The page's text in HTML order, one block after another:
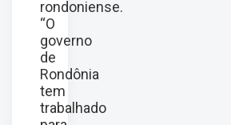
rondoniense.
“O
governo
de
Rondônia
tem
trabalhado